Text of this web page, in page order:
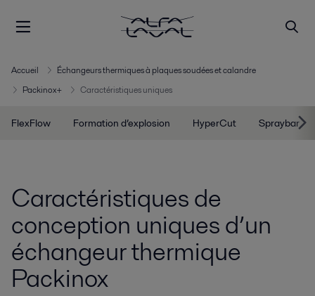
Accueil
Échangeurs thermiques à plaques soudées et calandre
Packinox+
Caractéristiques uniques
FlexFlow Formation d’explosion HyperCut Spraybar
Caractéristiques de
conception uniques d’un
échangeur thermique
Packinox